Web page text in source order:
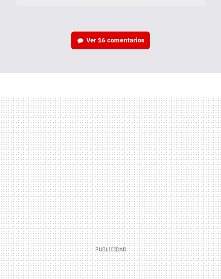
Ver16 comentarios